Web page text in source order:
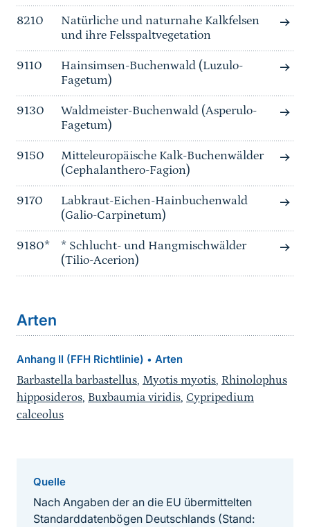
8210
Natürliche und naturnahe Kalkfelsen
und ihre Felsspaltvegetation
9110
Hainsimsen-Buchenwald (Luzulo-
Fagetum)
9130
Waldmeister-Buchenwald (Asperulo-
Fagetum)
9150
Mitteleuropäische Kalk-Buchenwälder
(Cephalanthero-Fagion)
9170
Labkraut-Eichen-Hainbuchenwald
(Galio-Carpinetum)
9180*
* Schlucht- und Hangmischwälder
(Tilio-Acerion)
Arten
Anhang II (FFH Richtlinie) • Arten
Barbastella barbastellus, Myotis myotis, Rhinolophus
hipposideros, Buxbaumia viridis, Cypripedium
calceolus
Quelle
Nach Angaben der an die EU übermittelten
Standarddatenbögen Deutschlands (Stand: